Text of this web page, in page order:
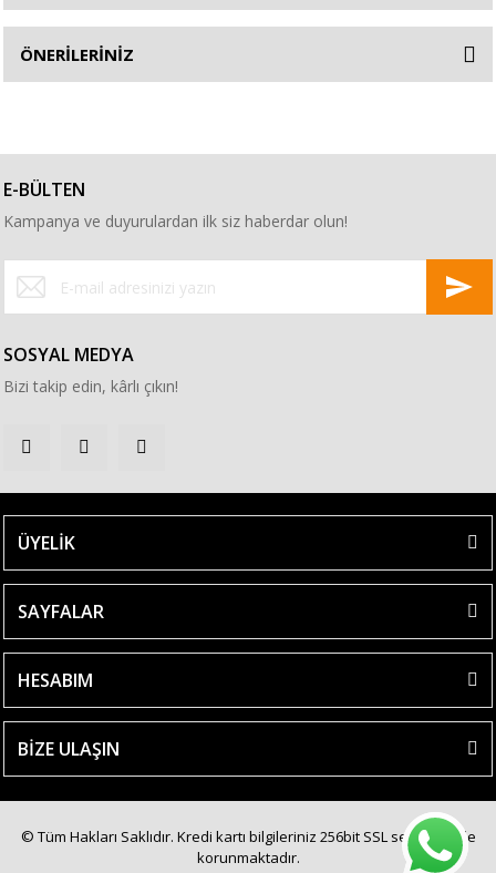
ÖNERİLERİNİZ
E-BÜLTEN
Kampanya ve duyurulardan ilk siz haberdar olun!
SOSYAL MEDYA
Bizi takip edin, kârlı çıkın!
ÜYELİK
SAYFALAR
HESABIM
BİZE ULAŞIN
© Tüm Hakları Saklıdır. Kredi kartı bilgileriniz 256bit SSL sertifikası ile
korunmaktadır.